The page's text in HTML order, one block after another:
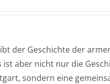
der Geschichte der
ist aber nicht nur die
sondern eine